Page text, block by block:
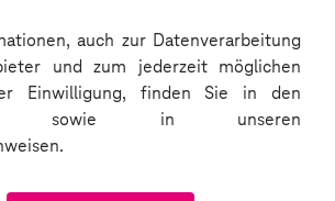
auch zur Datenverarbeitung
und zum jederzeit möglichen
Einwilligung, finden Sie in den
sowie in unseren